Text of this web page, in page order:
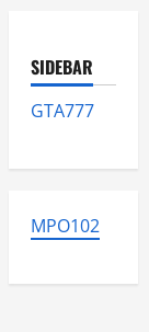
SIDEBAR
GTA777
MPO102